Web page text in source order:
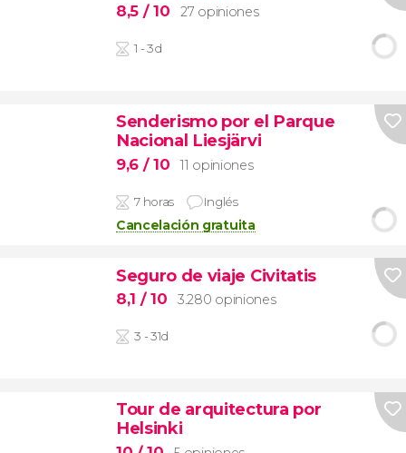
8,5 / 10 27 opiniones
1 - 3d
Senderismo por el Parque
Nacional Liesjärvi
9,6 / 10 11 opiniones
7 horas Inglés
Cancelación gratuita
Seguro de viaje Civitatis
8,1 / 10 3.280 opiniones
3 - 31d
Tour de arquitectura por
Helsinki